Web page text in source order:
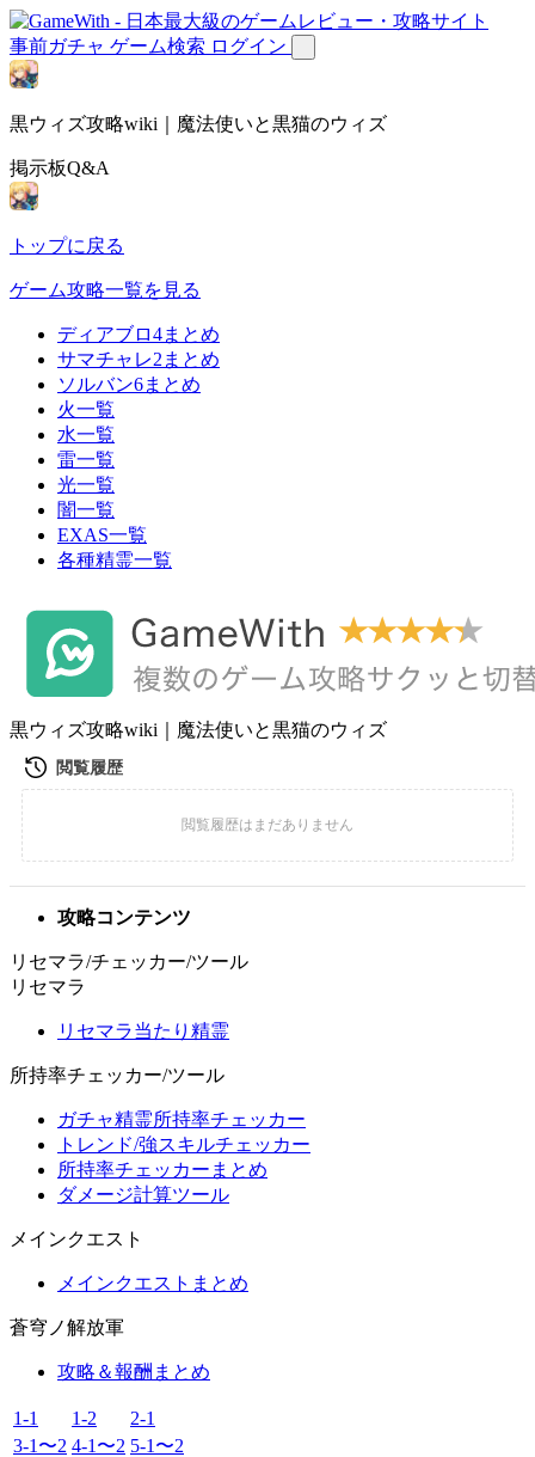
事前ガチャ ゲーム検索 ログイン
黒ウィズ攻略wiki｜魔法使いと黒猫のウィズ
掲示板Q&A
トップに戻る
ゲーム攻略一覧を見る
ディアブロ4まとめ
サマチャレ2まとめ
ソルバン6まとめ
火一覧
水一覧
雷一覧
光一覧
闇一覧
EXAS一覧
各種精霊一覧
黒ウィズ攻略wiki｜魔法使いと黒猫のウィズ
攻略コンテンツ
リセマラ/チェッカー/ツール
リセマラ
リセマラ当たり精霊
所持率チェッカー/ツール
ガチャ精霊所持率チェッカー
トレンド/強スキルチェッカー
所持率チェッカーまとめ
ダメージ計算ツール
メインクエスト
メインクエストまとめ
蒼穹ノ解放軍
攻略＆報酬まとめ
1-1 1-2
2-1
3-1〜2 4-1〜2 5-1〜2